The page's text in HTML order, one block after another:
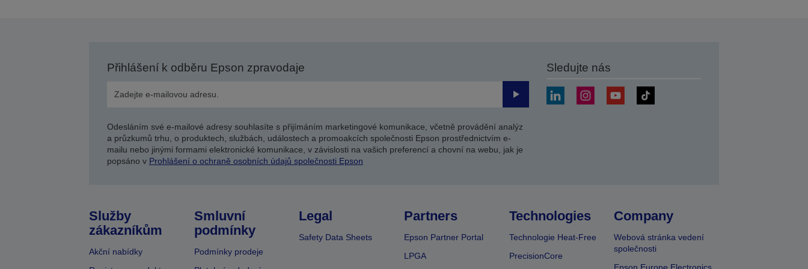
Přihlášení k odběru Epson zpravodaje
Odeslat
Odesláním své e-mailové adresy souhlasíte s přijímáním marketingové komunikace, včetně provádění analýz
a průzkumů trhu, o produktech, službách, událostech a promoakcích společnosti Epson prostřednictvím e-
mailu nebo jinými formami elektronické komunikace, v závislosti na vašich preferencí a chovní na webu, jak je
popsáno v Prohlášení o ochraně osobních údajů společnosti Epson
Sledujte nás
Služby
zákazníkům
Akční nabídky
Smluvní
podmínky
Podmínky prodeje
Legal
Safety Data Sheets
Partners
Epson Partner Portal
LPGA
Technologies
Technologie Heat-Free
PrecisionCore
Company
Webová stránka vedení
společnosti